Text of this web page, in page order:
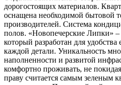
дорогостоящих материалов.
оснащена необходимой бытовой
производителей. Система
полов. «Новопечерские Липки» –
который разработан для
каждой детали. Уникальность
наполненности и развитой
комфортно проживать, не
праву считается самым зеленым